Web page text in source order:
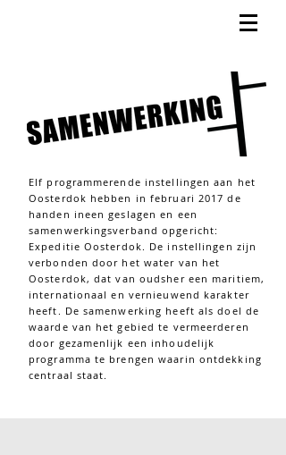
Elf programmerende instellingen aan het
Oosterdok hebben in februari 2017 de
handen ineen geslagen en een
samenwerkingsverband opgericht:
Expeditie Oosterdok. De instellingen zijn
verbonden door het water van het
Oosterdok, dat van oudsher een maritiem,
internationaal en vernieuwend karakter
heeft. De samenwerking heeft als doel de
waarde van het gebied te vermeerderen
door gezamenlijk een inhoudelijk
programma te brengen waarin ontdekking
centraal staat.